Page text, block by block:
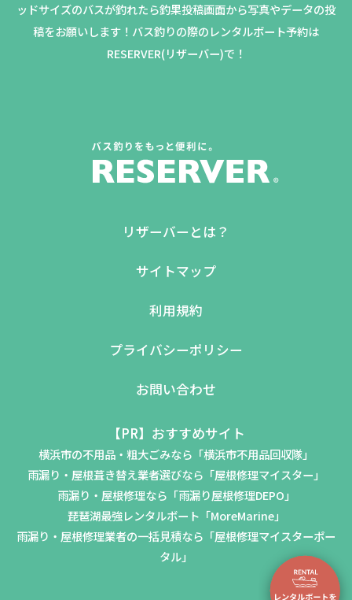
ッドサイズのバスが釣れたら釣果投稿画面から写真やデータの投
稿をお願いします！バス釣りの際のレンタルボート予約は
RESERVER(リザーバー)で！
リザーバーとは？
サイトマップ
利用規約
プライバシーポリシー
お問い合わせ
【PR】おすすめサイト
横浜市の不用品・粗大ごみなら「横浜市不用品回収隊」
雨漏り・屋根葺き替え業者選びなら「屋根修理マイスター」
雨漏り・屋根修理なら「雨漏り屋根修理DEPO」
琵琶湖最強レンタルボート「MoreMarine」
雨漏り・屋根修理業者の一括見積なら「屋根修理マイスターポー
タル」